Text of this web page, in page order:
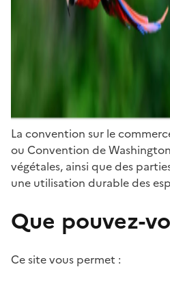
La convention sur le
ou Convention de
végétales, ainsi que des
une utilisation durable des
Que pouvez-
Ce site vous permet :